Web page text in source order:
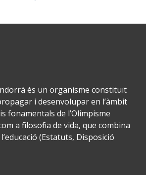
és un organisme constituït
i desenvolupar en l’àmbit
fonamentals de l’Olimpisme
a filosofia de vida, que combina
(Estatuts, Disposició